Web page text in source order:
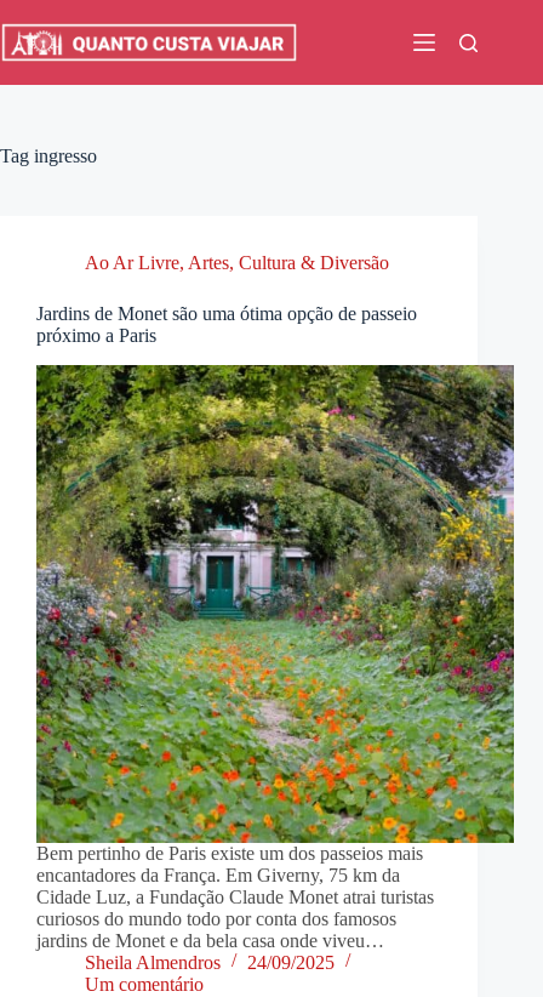
para
Tag ingresso
Ao Ar Livre, Artes, Cultura & Diversão
Jardins de Monet são uma ótima opção de passeio
próximo a Paris
Bem pertinho de Paris existe um dos passeios mais
encantadores da França. Em Giverny, 75 km da
Cidade Luz, a Fundação Claude Monet atrai turistas
curiosos do mundo todo por conta dos famosos
jardins de Monet e da bela casa onde viveu…
Sheila Almendros
24/09/2025
Um comentário